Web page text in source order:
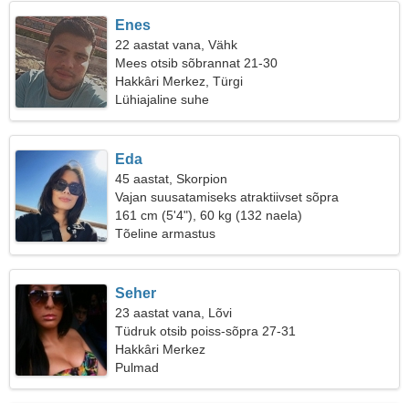
Enes
22 aastat vana, Vähk
Mees otsib sõbrannat 21-30
Hakkâri Merkez, Türgi
Lühiajaline suhe
Eda
45 aastat, Skorpion
Vajan suusatamiseks atraktiivset sõpra
161 cm (5'4"), 60 kg (132 naela)
Tõeline armastus
Seher
23 aastat vana, Lõvi
Tüdruk otsib poiss-sõpra 27-31
Hakkâri Merkez
Pulmad